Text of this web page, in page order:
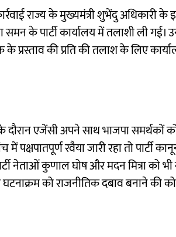
राज्य के मुख्यमंत्री शुभेंदु अधिकारी के
समन के पार्टी कार्यालय में तलाशी ली गई।
प्रस्ताव की प्रति की तलाश के लिए
एजेंसी अपने साथ भाजपा समर्थकों
रवैया जारी रहा तो पार्टी
नेताओं कुणाल घोष और मदन मित्रा को
को राजनीतिक दबाव बनाने की